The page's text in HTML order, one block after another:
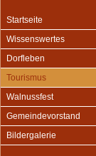
Startseite
Wissenswertes
Dorfleben
Tourismus
Walnussfest
Gemeindevorstand
Bildergalerie